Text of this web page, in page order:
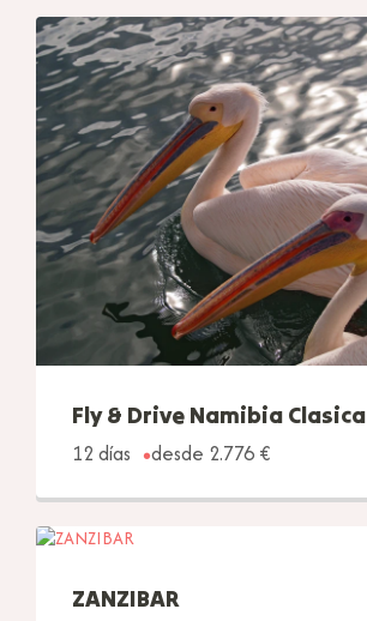
Fly & Drive Namibia Clasica
12 días
desde 2.776 €
ZANZIBAR